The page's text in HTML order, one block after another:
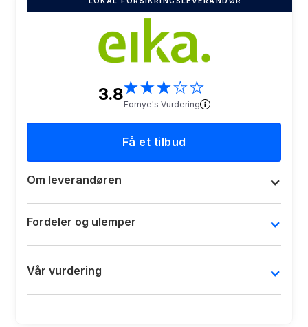
3.8★★★★★
Fornye's Vurdering
Få et tilbud
Om leverandøren
Fordeler og ulemper
Vår vurdering